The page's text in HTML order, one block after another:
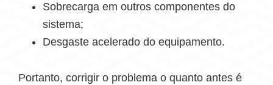
Sobrecarga em outros componentes do
sistema;
Desgaste acelerado do equipamento.
Portanto, corrigir o problema o quanto antes é